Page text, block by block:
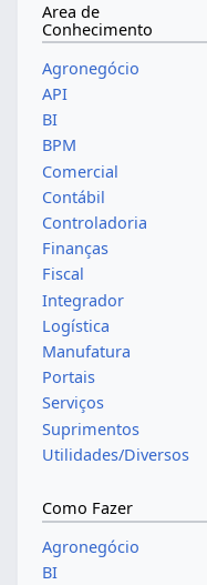
Area de
Conhecimento
Agronegócio
API
BI
BPM
Comercial
Contábil
Controladoria
Finanças
Fiscal
Integrador
Logística
Manufatura
Portais
Serviços
Suprimentos
Utilidades/Diversos
Como Fazer
Agronegócio
BI